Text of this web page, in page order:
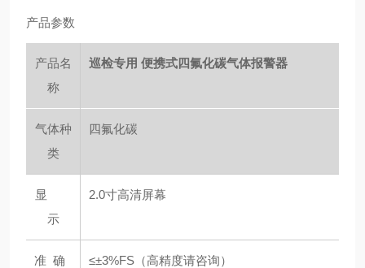
产品参数
产品名
称
巡检专用 便携式四氟化碳气体报警器
气体种
类
四氟化碳
显
示
2.0寸高清屏幕
准 确
≤±3%FS（高精度请咨询）